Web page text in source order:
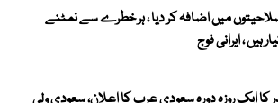
میں اضافہ کر دیا ، ہر خطرے سے نمٹنے
ہیں ، ایرانی فوج